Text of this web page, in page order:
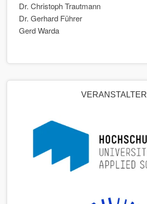
Dr. Christoph Trautmann
Dr. Gerhard Führer
Gerd Warda
VERANSTALTER